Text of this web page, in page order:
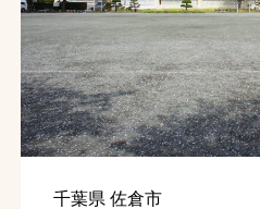
千葉県 佐倉市